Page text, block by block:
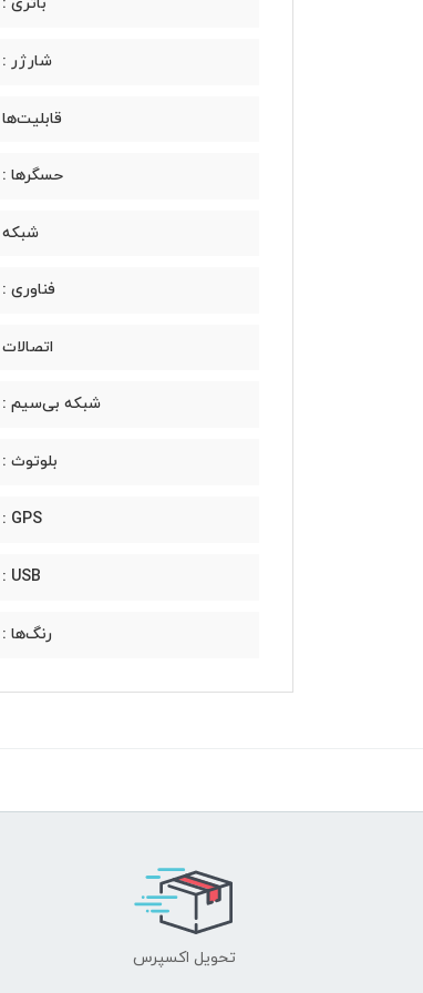
شارژر :
قابلیت‌ها
حسگرها :
شبکه
فناوری :
اتصالات
شبکه بی‌سیم :
بلوتوث :
GPS :
USB :
رنگ‌ها :
تحویل اکسپرس